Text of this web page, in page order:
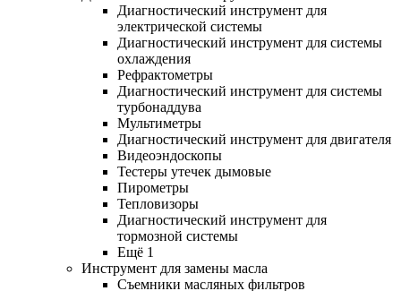
Диагностический инструмент для
электрической системы
Диагностический инструмент для системы
охлаждения
Рефрактометры
Диагностический инструмент для системы
турбонаддува
Мультиметры
Диагностический инструмент для двигателя
Видеоэндоскопы
Тестеры утечек дымовые
Пирометры
Тепловизоры
Диагностический инструмент для
тормозной системы
Ещё 1
Инструмент для замены масла
Съемники масляных фильтров